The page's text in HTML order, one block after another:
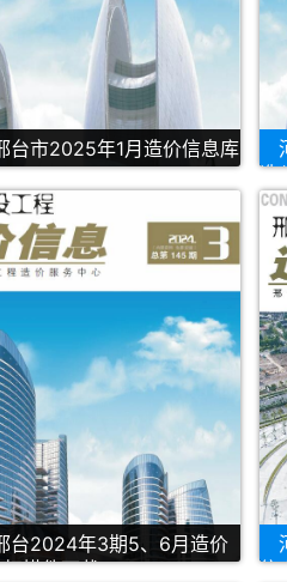
台市2025年1月造价信息库
造
台2024年3期5、6月造价
描件下载
信